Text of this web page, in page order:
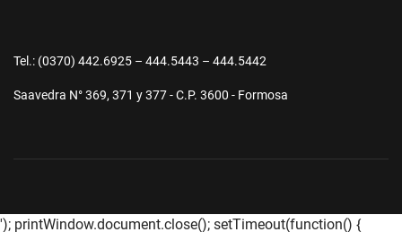
Tel.: (0370) 442.6925 – 444.5443 – 444.5442
Saavedra N° 369, 371 y 377 - C.P. 3600 - Formosa
'); printWindow.document.close(); setTimeout(function() {